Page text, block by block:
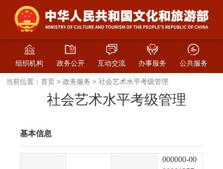
组织机构 政务公开 互动交流 办事服务 公共服务
当前位置： 首页> 政务服务 > 社会艺术水平考级管理
社会艺术水平考级管理
基本信息
000000-00